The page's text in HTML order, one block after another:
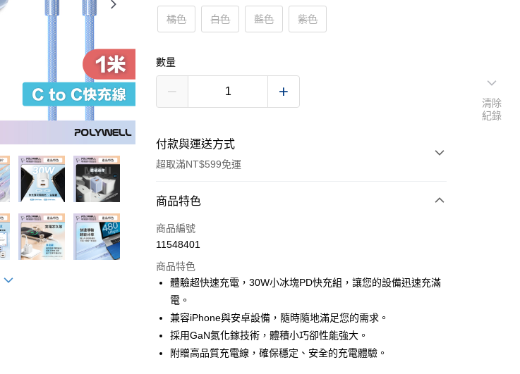
橘色 白色 藍色 紫色
數量
付款與運送方式
超取滿NT$599免運
付款方式
信用卡一次付款
LINE Pay
Apple Pay
街口支付
悠遊付
商品特色
商品編號
11548401
商品特色
體驗超快速充電，30W小冰塊PD快充組，讓您的設備迅速充滿
電。
兼容iPhone與安卓設備，隨時隨地滿足您的需求。
採用GaN氮化鎵技術，體積小巧卻性能強大。
附贈高品質充電線，確保穩定、安全的充電體驗。
清除
紀錄